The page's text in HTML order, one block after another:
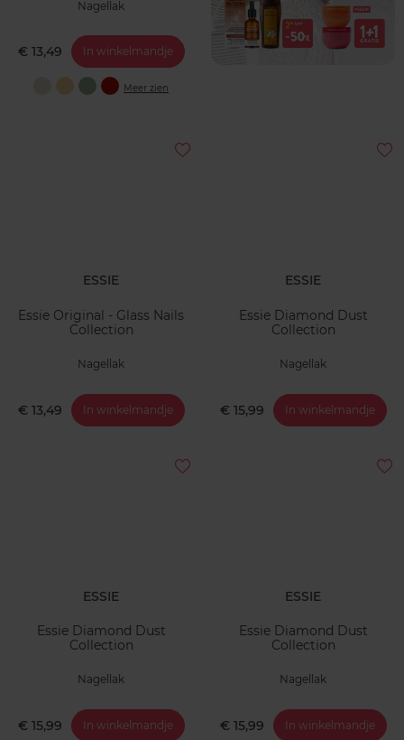
Nagellak
€ 13,49 In winkelmandje
Meer zien
ESSIE
Essie Original - Glass Nails
Collection
Nagellak
€ 13,49 In winkelmandje
ESSIE
Essie Diamond Dust
Collection
Nagellak
€ 15,99 In winkelmandje
ESSIE
Essie Diamond Dust
Collection
Nagellak
€ 15,99 In winkelmandje
ESSIE
Essie Diamond Dust
Collection
Nagellak
€ 15,99 In winkelmandje